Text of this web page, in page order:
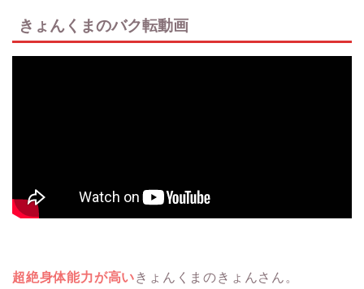
きょんくまのバク転動画
超絶身体能力が高いきょんくまのきょんさん。